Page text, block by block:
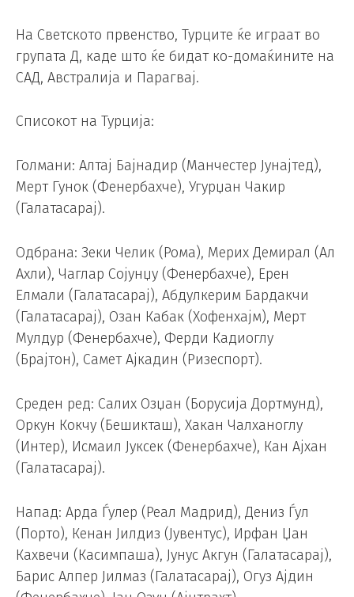
На Светското првенство, Турците ќе играат во
групата Д, каде што ќе бидат ко-домаќините на
САД, Австралија и Парагвај.
Списокот на Турција:
Голмани: Алтај Бајнадир (Манчестер Јунајтед),
Мерт Гунок (Фенербахче), Угурџан Чакир
(Галатасарај).
Одбрана: Зеки Челик (Рома), Мерих Демирал (Ал
Ахли), Чаглар Сојунџу (Фенербахче), Ерен
Елмали (Галатасарај), Абдулкерим Бардакчи
(Галатасарај), Озан Кабак (Хофенхајм), Мерт
Мулдур (Фенербахче), Ферди Кадиоглу
(Брајтон), Самет Ајкадин (Ризеспорт).
Среден ред: Салих Озџан (Борусија Дортмунд),
Оркун Кокчу (Бешикташ), Хакан Чалханоглу
(Интер), Исмаил Јуксек (Фенербахче), Кан Ајхан
(Галатасарај).
Напад: Арда Ѓулер (Реал Мадрид), Дениз Ѓул
(Порто), Кенан Јилдиз (Јувентус), Ирфан Џан
Кахвечи (Касимпаша), Јунус Акгун (Галатасарај),
Барис Алпер Јилмаз (Галатасарај), Огуз Ајдин